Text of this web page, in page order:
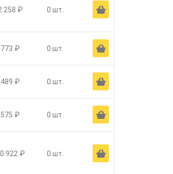
258 ₽ 0 шт. Ä
773 ₽ 0 шт. Ä
489 ₽ 0 шт. Ä
575 ₽ 0 шт. Ä
922 ₽ 0 шт. Ä